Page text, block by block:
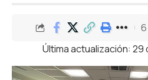
Última actualización: 29